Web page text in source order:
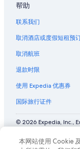
位于樱桃溪的经济型酒店
位于樱桃溪的设有泳池
丹佛艺术博物馆附近的
会议中心站的公寓酒店
雷克伍德的民宿
丹佛县的村舍
丹佛县的家庭旅馆
丹佛县的青年旅舍
帮助
联系我们
取消酒店或度假短租预
取消航班
退款时限
使用 Expedia 优惠券
国际旅行证件
© 2026 Expedia, Inc.,
标。 CST# 2029030-
本网站使用 Cookie